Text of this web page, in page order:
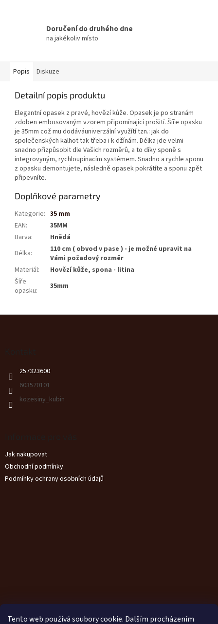
Tento web používá soubory cookie. Dalším procházením
Doručení do druhého dne
na jakékoliv místo
Popis Diskuze
Detailní popis produktu
Elegantní opasek z pravé, hovězí kůže. Opasek je po stranám
zdoben embosovaným vzorem připomínajicí prošití. Šíře opasku
je 35mm což mu dodáváuniverzální využítí tzn.: jak do
společenských kalhot tak třeba i k džínám. Délka jde velmi
snadno přizpůsobit dle Vašich rozměrů, a to díky sponě s
integrovyným, rychloupínacím systémem. Snadno a rychle sponu
z opasku demontujete, následně opasek pokrátíte a sponu zpět
připevníte.
Doplňkové parametry
Kategorie: 35 mm
EAN:
35MM
Barva:
Hnědá
Délka:
110 cm ( obvod v pase ) - je možné upravit na
Vámi požadový rozměr
Materiál:
Hovězí kůže, spona - litina
Šíře
opasku: 35mm
257323600
603570101
kozesiny_kubin
Jak nakupovat
Obchodní podmínky
Podmínky ochrany osobních údajů